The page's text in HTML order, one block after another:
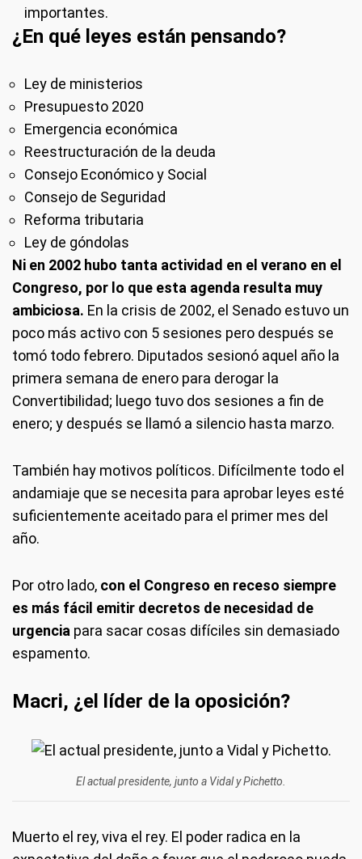
importantes.
¿En qué leyes están pensando?
Ley de ministerios
Presupuesto 2020
Emergencia económica
Reestructuración de la deuda
Consejo Económico y Social
Consejo de Seguridad
Reforma tributaria
Ley de góndolas
Ni en 2002 hubo tanta actividad en el verano en el
Congreso, por lo que esta agenda resulta muy
ambiciosa. En la crisis de 2002, el Senado estuvo un
poco más activo con 5 sesiones pero después se
tomó todo febrero. Diputados sesionó aquel año la
primera semana de enero para derogar la
Convertibilidad; luego tuvo dos sesiones a fin de
enero; y después se llamó a silencio hasta marzo.
También hay motivos políticos. Difícilmente todo el
andamiaje que se necesita para aprobar leyes esté
suficientemente aceitado para el primer mes del
año.
Por otro lado, con el Congreso en receso siempre
es más fácil emitir decretos de necesidad de
urgencia para sacar cosas difíciles sin demasiado
espamento.
Macri, ¿el líder de la oposición?
El actual presidente, junto a Vidal y Pichetto.
Muerto el rey, viva el rey. El poder radica en la